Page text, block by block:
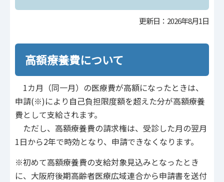
更新日：2026年8月1日
高額療養費について
1カ月（同一月）の医療費が高額になったときは、
申請(※)により自己負担限度額を超えた分が高額療養
費として支給されます。
ただし、高額療養費の請求権は、受診した月の翌月
1日から2年で時効となり、申請できなくなります。
※初めて高額療養費の支給対象見込みとなったとき
に、大阪府後期高齢者医療広域連合から申請書を送付